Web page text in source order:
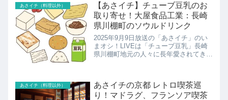
あさイチ（料理以外）
【あさイチ】チューブ豆乳のお
取り寄せ！大屋食品工業：長崎
県川棚町のソウルドリンク
2025年9月9日放送の「あさイチ」のい
まオシ！LIVEは「チューブ豆乳」長崎
県川棚町地元の人々に長年愛されてきた
あさイチ（料理以外）
あさイチの京都 レトロ喫茶巡
り！マドラグ、フランソア喫茶